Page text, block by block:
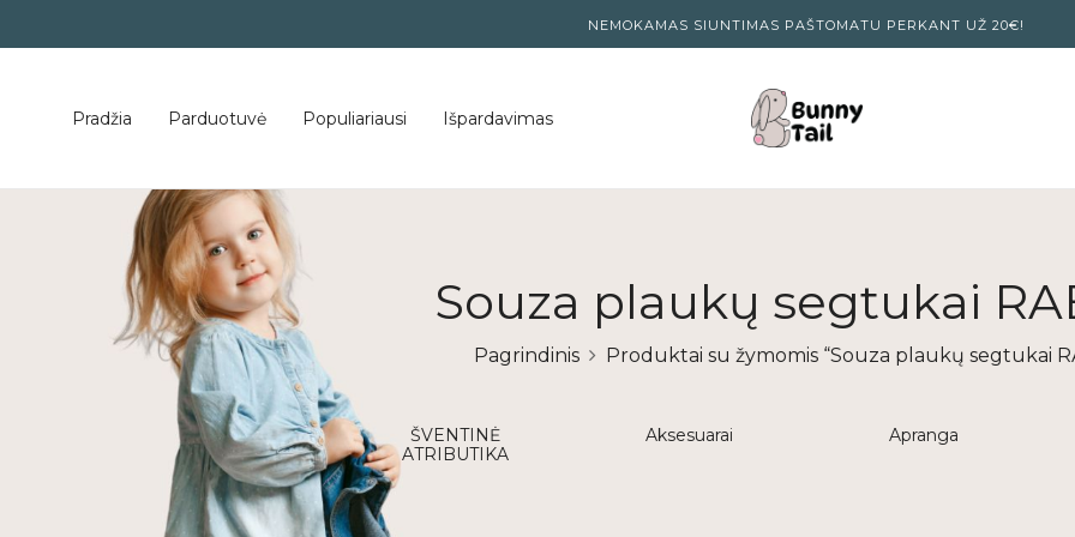
NEMOKAMAS SIUNTIMAS PAŠTOMATU PERKANT UŽ 20€!
Pradžia Parduotuvė Populiariausi Išpardavimas
Souza plaukų segtukai
Pagrindinis Produktai su žymomis “Souza plaukų segtukai
Vasaros kolekcija
ŠVENTINĖ
ATRIBUTIKA
Aksesuarai Apranga